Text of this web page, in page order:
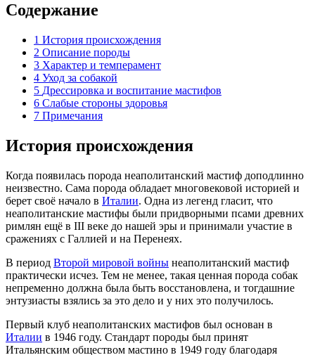
Содержание
1 История происхождения
2 Описание породы
3 Характер и темперамент
4 Уход за собакой
5 Дрессировка и воспитание мастифов
6 Слабые стороны здоровья
7 Примечания
История происхождения
Когда появилась порода неаполитанский мастиф доподлинно
неизвестно. Сама порода обладает многовековой историей и
берет своё начало в Италии. Одна из легенд гласит, что
неаполитанские мастифы были придворными псами древних
римлян ещё в III веке до нашей эры и принимали участие в
сражениях с Галлией и на Перенеях.
В период Второй мировой войны неаполитанский мастиф
практически исчез. Тем не менее, такая ценная порода собак
непременно должна была быть восстановлена, и тогдашние
энтузиасты взялись за это дело и у них это получилось.
Первый клуб неаполитанских мастифов был основан в
Италии в 1946 году. Стандарт породы был принят
Итальянским обществом мастино в 1949 году благодаря